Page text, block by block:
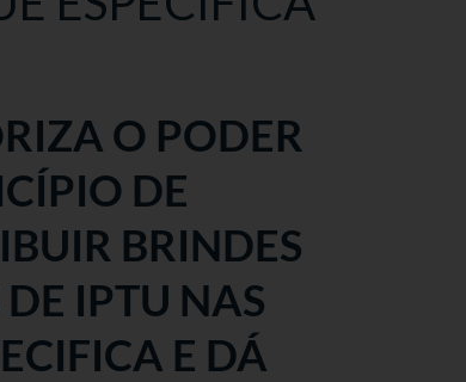
O PODER
DE
BRINDES
IPTU NAS
E DÁ